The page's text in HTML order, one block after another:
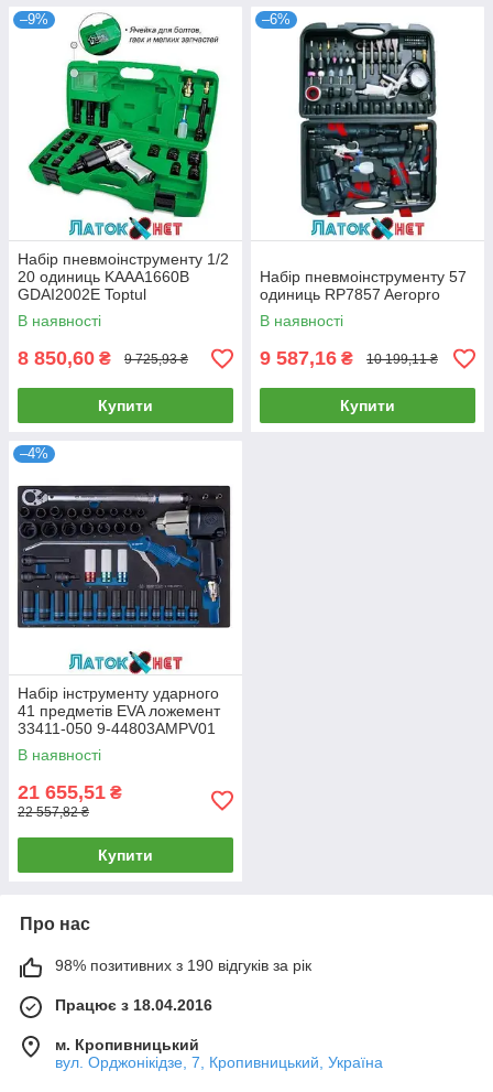
–9%
Набір пневмоінструменту 1/2
20 одиниць KAAA1660B
GDAI2002E Toptul
В наявності
8 850,60 ₴ 9 725,93 ₴
Купити
–6%
Набір пневмоінструменту 57
одиниць RP7857 Aeropro
В наявності
9 587,16 ₴ 10 199,11 ₴
Купити
–4%
Набір інструменту ударного
41 предметів EVA ложемент
33411-050 9-44803AMPV01
KingTony
В наявності
21 655,51 ₴
22 557,82 ₴
Купити
Про нас
98% позитивних з 190 відгуків за рік
Працює з 18.04.2016
м. Кропивницький
вул. Орджонікідзе, 7, Кропивницький, Україна